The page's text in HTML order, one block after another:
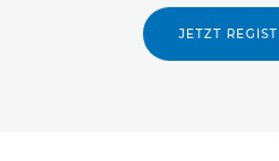
JETZT